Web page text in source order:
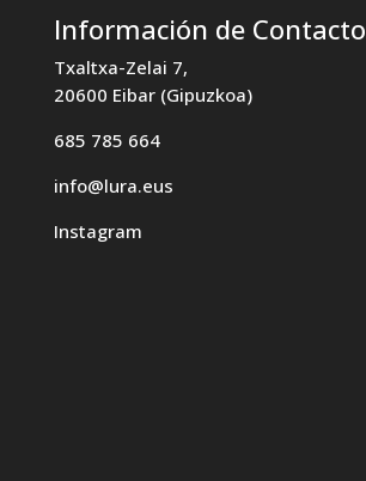
Información de Contacto
Txaltxa-Zelai 7,
20600 Eibar (Gipuzkoa)
685 785 664
info@lura.eus
Instagram